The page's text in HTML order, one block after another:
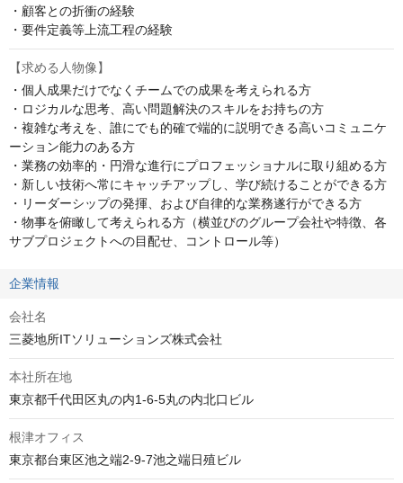
・顧客との折衝の経験
・要件定義等上流工程の経験
【求める人物像】
・個人成果だけでなくチームでの成果を考えられる方
・ロジカルな思考、高い問題解決のスキルをお持ちの方
・複雑な考えを、誰にでも的確で端的に説明できる高いコミュニケ
ーション能力のある方
・業務の効率的・円滑な進行にプロフェッショナルに取り組める方
・新しい技術へ常にキャッチアップし、学び続けることができる方
・リーダーシップの発揮、および自律的な業務遂行ができる方
・物事を俯瞰して考えられる方（横並びのグループ会社や特徴、各
サブプロジェクトへの目配せ、コントロール等）
企業情報
会社名
三菱地所ITソリューションズ株式会社
本社所在地
東京都千代田区丸の内1-6-5丸の内北口ビル
根津オフィス
東京都台東区池之端2-9-7池之端日殖ビル